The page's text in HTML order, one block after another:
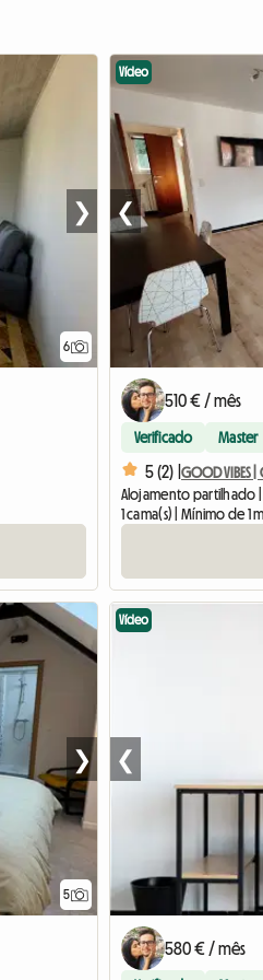
6
❯
Vídeo
❮
510 € / mês
Verificado Master
5 (2) |
Alojamento partilhado |
1 cama(s) | Mínimo de 1
5
❯
Vídeo
❮
580 € / mês